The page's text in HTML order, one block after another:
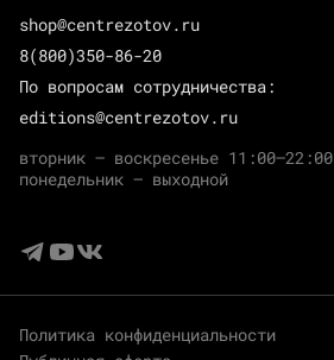
shop@centrezotov.ru
8(800)350-86-20
По вопросам сотрудничества:
editions@centrezotov.ru
вторник — воскресенье 11:00–22:00
понедельник — выходной
Политика конфиденциальности